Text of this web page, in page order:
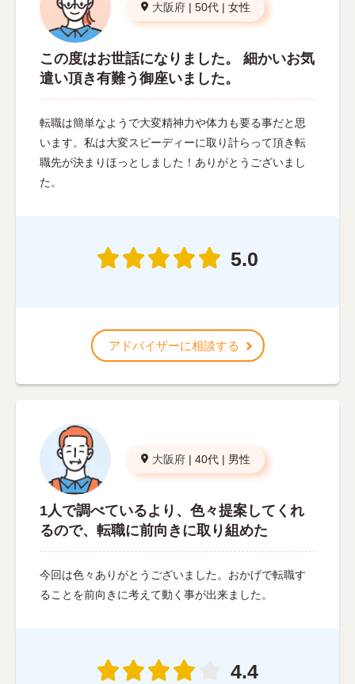
大阪府 | 50代 | 女性
この度はお世話になりました。 細かいお気
遣い頂き有難う御座いました。
転職は簡単なようで大変精神力や体力も要る事だと思
います。私は大変スピーディーに取り計らって頂き転
職先が決まりほっとしました！ありがとうございまし
た。
5.0
アドバイザーに相談する
大阪府 | 40代 | 男性
1人で調べているより、色々提案してくれ
るので、転職に前向きに取り組めた
今回は色々ありがとうございました。おかげで転職す
ることを前向きに考えて動く事が出来ました。
4.4